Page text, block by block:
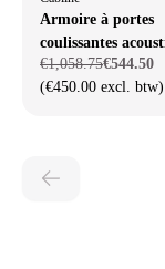
Armoire à portes
coulissantes
x 200 x 45 cm
€1,058.75€544.50
(€450.00 excl. btw)